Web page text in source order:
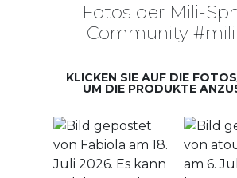
Fotos der Mili-
Community
KLICKEN SIE AUF DIE
UM DIE PRODUKTE